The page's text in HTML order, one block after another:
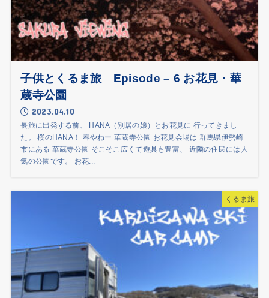
子供とくるま旅 Episode – 6 お花見・華
蔵寺公園
2023.04.10
長旅に出発する前、 HANA（別居の娘）とお花見に 行ってきまし
た。 桜のHANA！ 春やねー 華蔵寺公園 お花見会場は 群馬県伊勢崎
市にある 華蔵寺公園 そこそこ広くて遊具も豊富、 近隣の住民には人
気の公園です。 お花...
くるま旅